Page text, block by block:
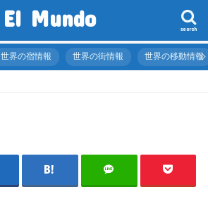
El Mundo search
世界の宿情報 世界の街情報 世界の移動情報